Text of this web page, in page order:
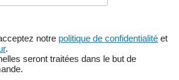
notre politique de confidentialité et
.
seront traitées dans le but de